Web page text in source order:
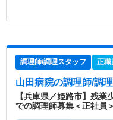
調理師/調理スタッフ 正職
山田病院の調理師/調
【兵庫県／姫路市】残
での調理師募集＜正社員＞